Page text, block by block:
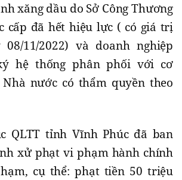
xăng dầu do Sở Công Thương
cấp đã hết hiệu lực ( có giá trị
11/2022) và doanh nghiệp
hệ thống phân phối với cơ
nước có thẩm quyền theo
QLTT tỉnh Vĩnh Phúc đã ban
xử phạt vi phạm hành chính
cụ thể: phạt tiền 50 triệu